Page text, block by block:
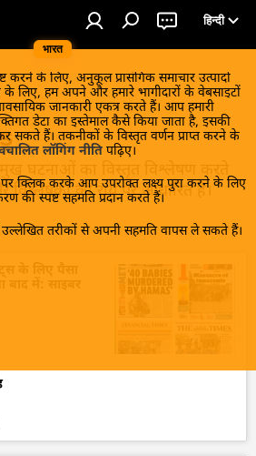
भारत
हिन्दी
करने के लिए, अनुकूल प्रासंगिक समाचार उत्पादों
के लिए, हम अपने और हमारे भागीदारों के वेबसाइटों
जानकारी एकत्र करते हैं। आप हमारी
डेटा का इस्तेमाल कैसे किया जाता है, इसकी
सकते हैं। तकनीकों के विस्तृत वर्णन प्राप्त करने के
लॉगिंग नीति पढ़िए।
क्लिक करके आप उपरोक्त लक्ष्य पुरा करने के लिए
की स्पष्ट सहमति प्रदान करते हैं।
तरीकों से अपनी सहमति वापस ले सकते हैं।
घटनाओं का विस्तृत विश्लेषण करते
की राय पर आधारित है।
के लिए पैसा
में: साइबर